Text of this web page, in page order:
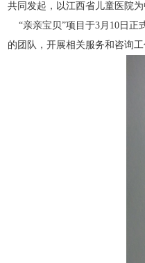
共同发起，以江西省儿童医院
“亲亲宝贝”项目于3月10日正
的团队，开展相关服务和咨询